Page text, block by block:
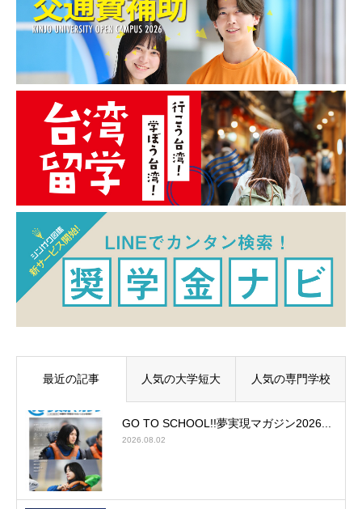
最近の記事 人気の大学短大 人気の専門学校
GO TO SCHOOL!!夢実現マガジン2026...
2026.08.02